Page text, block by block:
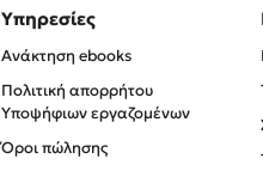
Υπηρεσίες
Ανάκτηση ebooks
Πολιτική απορρήτου
Υποψήφιων εργαζομένων
Όροι πώλησης